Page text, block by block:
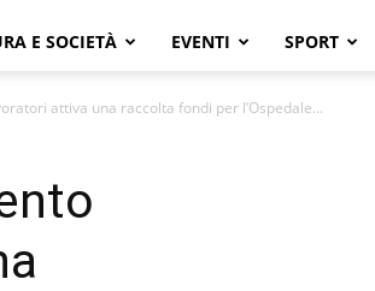
E SOCIETÀ EVENTI SPORT
attiva una raccolta fondi per l’Ospedale...